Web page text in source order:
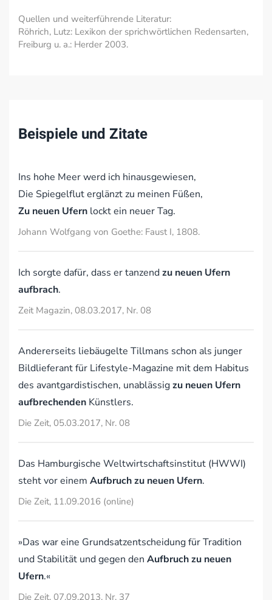
Quellen und weiterführende Literatur:
Röhrich, Lutz: Lexikon der sprichwörtlichen Redensarten,
Freiburg u. a.: Herder 2003.
Beispiele und Zitate
Ins hohe Meer werd ich hinausgewiesen,
Die Spiegelflut erglänzt zu meinen Füßen,
Zu neuen Ufern lockt ein neuer Tag.
Johann Wolfgang von Goethe: Faust I, 1808.
Ich sorgte dafür, dass er tanzendzu neuen Ufern
aufbrach.
Zeit Magazin, 08.03.2017, Nr. 08
Andererseits liebäugelte Tillmans schon als junger
Bildlieferant für Lifestyle-Magazine mit dem Habitus
des avantgardistischen, unablässigzu neuen Ufern
aufbrechenden Künstlers.
Die Zeit, 05.03.2017, Nr. 08
Das Hamburgische Weltwirtschaftsinstitut (HWWI)
steht vor einem Aufbruch zu neuen Ufern.
Die Zeit, 11.09.2016 (online)
»Das war eine Grundsatzentscheidung für Tradition
und Stabilität und gegen den Aufbruch zu neuen
Ufern.«
Die Zeit, 07.09.2013, Nr. 37